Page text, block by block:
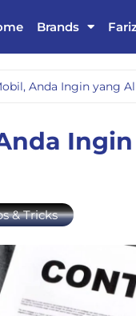
Brands
Anda Ingin yang
& Tricks